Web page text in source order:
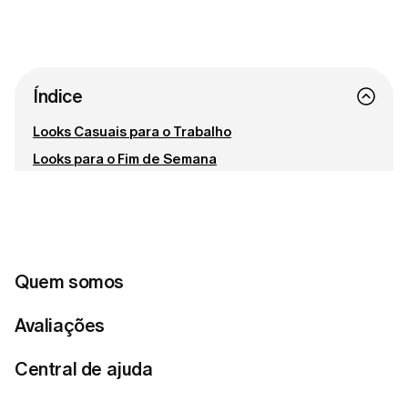
Quem somos
Avaliações
Central de ajuda
Índice
Looks Casuais para o Trabalho
Looks para o Fim de Semana